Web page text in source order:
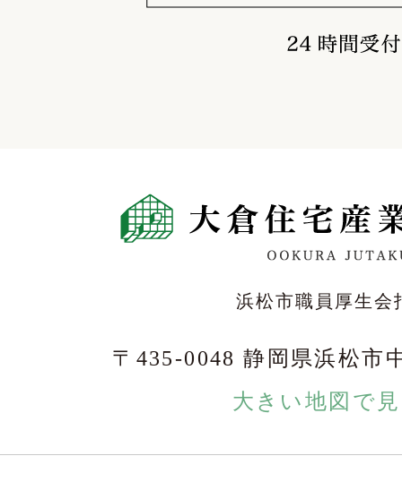
浜松市職員厚生会
〒435-0048 静岡県浜松市
大きい地図で